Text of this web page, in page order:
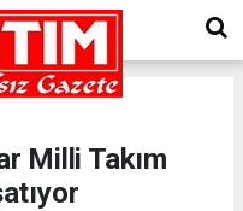
Milli Takım